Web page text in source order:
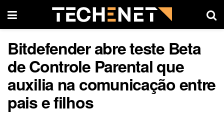
Bitdefender abre teste Beta
de Controle Parental que
auxilia na comunicação entre
pais e filhos